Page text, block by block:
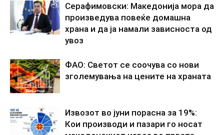
Серафимовски: Македонија мора да
произведува повеќе домашна
храна и да ја намали зависноста од
увоз
ФАО: Светот се соочува со нови
зголемувања на цените на храната
Извозот во јуни порасна за 19%:
Кои производи и пазари го носат